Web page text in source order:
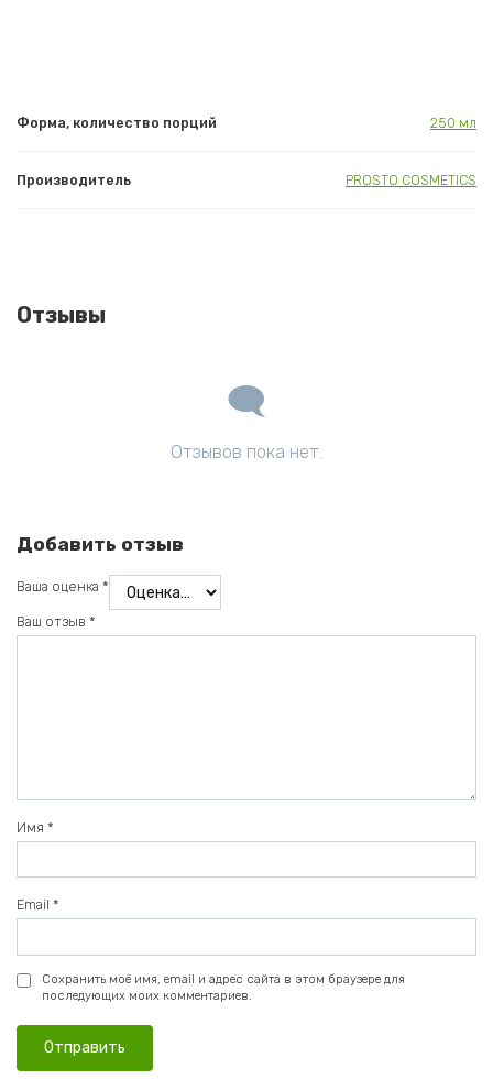
Форма, количество порций 250 мл
Производитель PROSTO COSMETICS
Отзывы
Отзывов пока нет.
Добавить отзыв
Ваша оценка *
Ваш отзыв *
Имя *
Email *
Сохранить моё имя, email и адрес сайта в этом браузере для
последующих моих комментариев.